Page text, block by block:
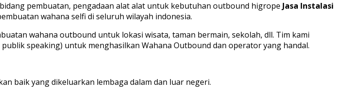
pembuatan, pengadaan alat alat untuk kebutuhan outbound higrope Jasa Instalasi
wahana selfi di seluruh wilayah indonesia.
wahana outbound untuk lokasi wisata, taman bermain, sekolah, dll. Tim kami
speaking) untuk menghasilkan Wahana Outbound dan operator yang handal.
baik yang dikeluarkan lembaga dalam dan luar negeri.